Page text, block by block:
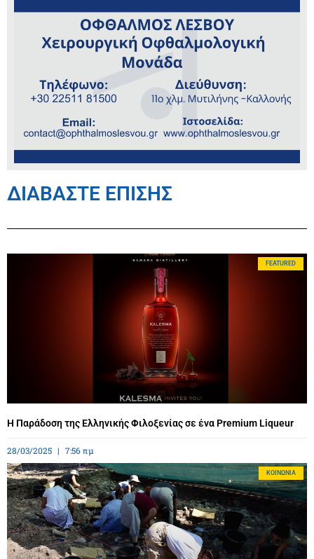
ΔΙΑΒΑΣΤΕ ΕΠΙΣΗΣ
FEATURED
Η Παράδοση της Ελληνικής Φιλοξενίας σε ένα Premium Liqueur
28/03/2025 7:56 πμ
ΚΟΙΝΩΝΊΑ